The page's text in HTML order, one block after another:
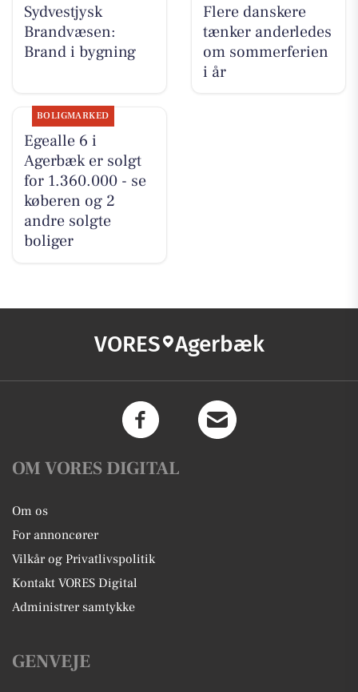
Sydvestjysk
Brandvæsen:
Brand i bygning
Flere danskere
tænker anderledes
om sommerferien
i år
BOLIGMARKED
Egealle 6 i
Agerbæk er solgt
for 1.360.000 - se
køberen og 2
andre solgte
boliger
VORES Agerbæk
OM VORES DIGITAL
Om os
For annoncører
Vilkår og Privatlivspolitik
Kontakt VORES Digital
Administrer samtykke
GENVEJE